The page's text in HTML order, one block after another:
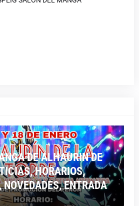
DE ALHAURIN DE
HORARIOS,
ENTRADA